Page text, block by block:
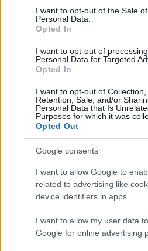
consent section.
I want to opt-out of the Sale
Personal Data.
Opted In
I want to opt-out of
Personal Data for Targeted
Opted In
I want to opt-out of Collection,
Retention, Sale, and/or
Personal Data that Is
Purposes for which it was
Opted Out
Google consents
I want to allow Google to
related to advertising like
device identifiers in apps.
I want to allow my user data
Google for online advertising
pedig csak a Lucullus BT
szereti a csípős, joghurtos,
köztünk volt a helye.
Dióhéjban a kashmiri
A mai kashmiri konyha több
hinduknak, azaz punditoknak
középkortól éltek a Kashmir